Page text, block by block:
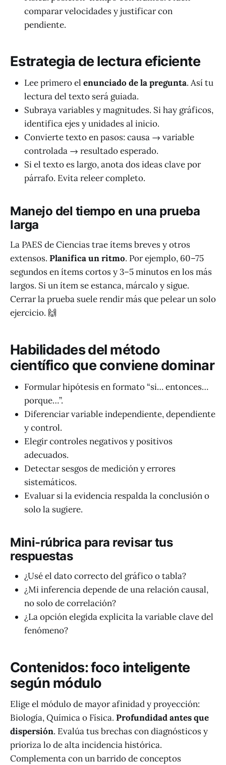
comparar velocidades y justificar con
pendiente.
Estrategia de lectura eficiente
Lee primero el enunciado de la pregunta. Así tu
lectura del texto será guiada.
Subraya variables y magnitudes. Si hay gráficos,
identifica ejes y unidades al inicio.
Convierte texto en pasos: causa → variable
controlada → resultado esperado.
Si el texto es largo, anota dos ideas clave por
párrafo. Evita releer completo.
Manejo del tiempo en una prueba
larga
La PAES de Ciencias trae ítems breves y otros
extensos. Planifica un ritmo. Por ejemplo, 60–75
segundos en ítems cortos y 3–5 minutos en los más
largos. Si un ítem se estanca, márcalo y sigue.
Cerrar la prueba suele rendir más que pelear un solo
ejercicio. 🙌
Habilidades del método
científico que conviene dominar
Formular hipótesis en formato “si… entonces…
porque…”.
Diferenciar variable independiente, dependiente
y control.
Elegir controles negativos y positivos
adecuados.
Detectar sesgos de medición y errores
sistemáticos.
Evaluar si la evidencia respalda la conclusión o
solo la sugiere.
Mini-rúbrica para revisar tus
respuestas
¿Usé el dato correcto del gráfico o tabla?
¿Mi inferencia depende de una relación causal,
no solo de correlación?
¿La opción elegida explicita la variable clave del
fenómeno?
Contenidos: foco inteligente
según módulo
Elige el módulo de mayor afinidad y proyección:
Biología, Química o Física. Profundidad antes que
dispersión. Evalúa tus brechas con diagnósticos y
prioriza lo de alta incidencia histórica.
Complementa con un barrido de conceptos